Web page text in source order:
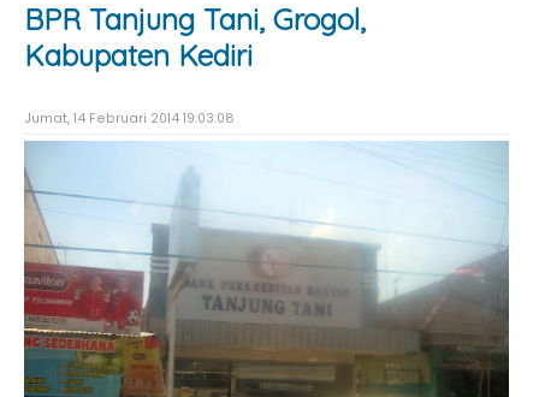
BPR Tanjung Tani, Grogol,
Kabupaten Kediri
Jumat, 14 Februari 2014 19:03:08